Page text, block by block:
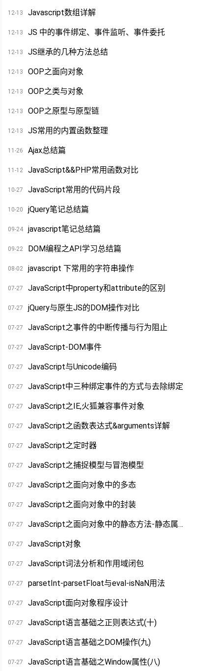
12-13 Javascript数组详解
12-13 JS 中的事件绑定、事件监听、事件委托
12-13 JS继承的几种方法总结
12-13 OOP之面向对象
12-13 OOP之类与对象
12-13 OOP之原型与原型链
12-13 JS常用的内置函数整理
11-26 Ajax总结篇
11-12 JavaScript&&PHP常用函数对比
10-27 JavaScript常用的代码片段
10-20 jQuery笔记总结篇
09-24 javascript笔记总结篇
09-22 DOM编程之API学习总结篇
08-02 javascript 下常用的字符串操作
07-27 JavaScript中property和attribute的区别
07-27 jQuery与原生JS的DOM操作对比
07-27 JavaScript之事件的中断传播与行为阻止
07-27 JavaScript-DOM事件
07-27 JavaScript与Unicode编码
07-27 JavaScript中三种绑定事件的方式与去除绑定
07-27 JavaScript之IE,火狐兼容事件对象
07-27 JavaScript之函数表达式&arguments详解
07-27 JavaScript之定时器
07-27 JavaScript之捕捉模型与冒泡模型
07-27 JavaScript之面向对象中的多态
07-27 JavaScript之面向对象中的封装
07-27 JavaScript之面向对象中的静态方法-静态属性
07-27 JavaScript对象
07-27 JavaScript词法分析和作用域闭包
07-27 parsetInt-parsetFloat与eval-isNaN用法
07-27 JavaScript面向对象程序设计
07-27 JavaScript语言基础之正则表达式(十)
07-27 JavaScript语言基础之DOM操作(九)
07-27 JavaScript语言基础之Window属性(八)